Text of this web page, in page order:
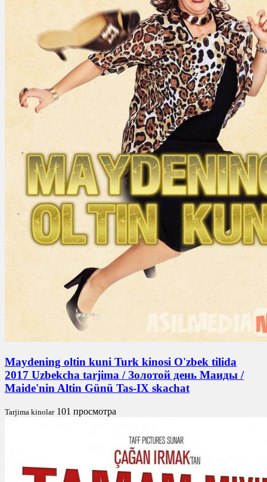
Maydening oltin kuni Turk kinosi O'zbek tilida
2017 Uzbekcha tarjima / Золотой день Маиды /
Maide'nin Altin Günü Tas-IX skachat
Tarjima kinolar 101 просмотра